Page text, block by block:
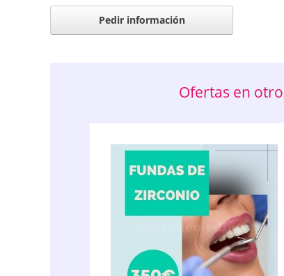
Pedir información
Ofertas en